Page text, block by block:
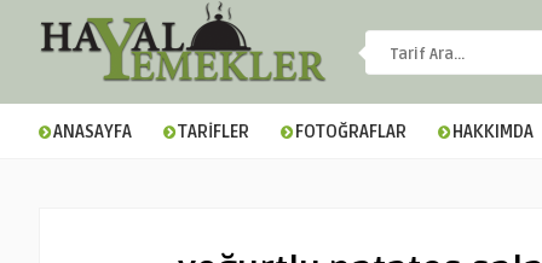
ANASAYFA TARİFLER FOTOĞRAFLAR HAKKIMDA